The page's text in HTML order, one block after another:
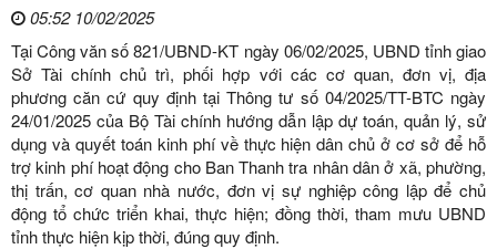
05:52 10/02/2025
Tại Công văn số 821/UBND-KT ngày 06/02/2025, UBND tỉnh giao
Sở Tài chính chủ trì, phối hợp với các cơ quan, đơn vị, địa
phương căn cứ quy định tại Thông tư số 04/2025/TT-BTC ngày
24/01/2025 của Bộ Tài chính hướng dẫn lập dự toán, quản lý, sử
dụng và quyết toán kinh phí về thực hiện dân chủ ở cơ sở để hỗ
trợ kinh phí hoạt động cho Ban Thanh tra nhân dân ở xã, phường,
thị trấn, cơ quan nhà nước, đơn vị sự nghiệp công lập để chủ
động tổ chức triển khai, thực hiện; đồng thời, tham mưu UBND
tỉnh thực hiện kịp thời, đúng quy định.